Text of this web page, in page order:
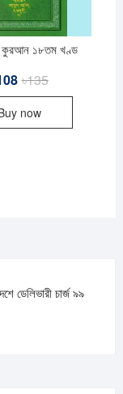
কুরআন ১৮তম খণ্ড
৳135Original
was:
Current
is:
now
ডেলিভারী চার্জ ৯৯